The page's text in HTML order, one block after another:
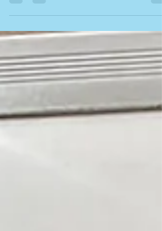
薦の中でもっとも人数が多く、全体の7割